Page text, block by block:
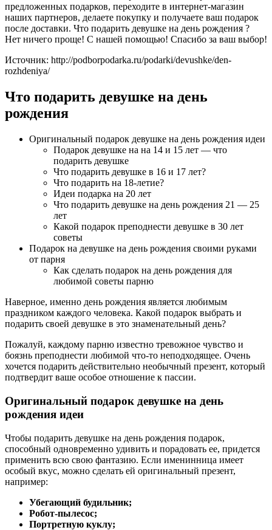
предложенных подарков, переходите в интернет-магазин
наших партнеров, делаете покупку и получаете ваш подарок
после доставки. Что подарить девушке на день рождения ?
Нет ничего проще! С нашей помощью! Спасибо за ваш выбор!
Источник: http://podborpodarka.ru/podarki/devushke/den-
rozhdeniya/
Что подарить девушке на день
рождения
Оригинальный подарок девушке на день рождения идеи
Подарок девушке на на 14 и 15 лет — что
подарить девушке
Что подарить девушке в 16 и 17 лет?
Что подарить на 18-летие?
Идеи подарка на 20 лет
Что подарить девушке на день рождения 21 — 25
лет
Какой подарок преподнести девушке в 30 лет
советы
Подарок на девушке на день рождения своими руками
от парня
Как сделать подарок на день рождения для
любимой советы парню
Наверное, именно день рождения является любимым
праздником каждого человека. Какой подарок выбрать и
подарить своей девушке в это знаменательный день?
Пожалуй, каждому парню известно тревожное чувство и
боязнь преподнести любимой что-то неподходящее. Очень
хочется подарить действительно необычный презент, который
подтвердит ваше особое отношение к пассии.
Оригинальный подарок девушке на день
рождения идеи
Чтобы подарить девушке на день рождения подарок,
способный одновременно удивить и порадовать ее, придется
применить всю свою фантазию. Если именинница имеет
особый вкус, можно сделать ей оригинальный презент,
например:
Убегающий будильник;
Робот-пылесос;
Портретную куклу;